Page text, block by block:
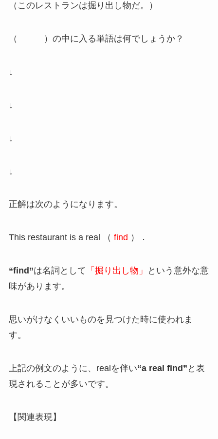
（このレストランは掘り出し物だ。）
（ ）の中に入る単語は何でしょうか？
↓
↓
↓
↓
正解は次のようになります。
This restaurant is a real （ find ）．
“find”は名詞として 「掘り出し物」
という意外な意
味があります。
思いがけなくいいものを見つけた時に使われま
す。
上記の例文のように、realを伴い“a real find” と表
現されることが多いです。
【関連表現】